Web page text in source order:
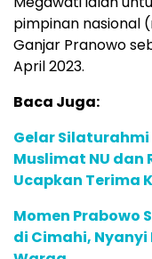
pimpinan nasional
Ganjar Pranowo
April 2023.
Baca Juga:
Gelar Silaturahmi
Muslimat NU dan
Ucapkan Terima
Momen Prabowo
di Cimahi,